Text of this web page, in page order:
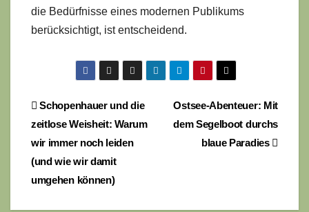
die Bedürfnisse eines modernen Publikums
berücksichtigt, ist entscheidend.
Beitragsnavigation
Ostsee-Abenteuer: Mit
dem Segelboot durchs
blaue Paradies
Schopenhauer und die
zeitlose Weisheit: Warum
wir immer noch leiden
(und wie wir damit
umgehen können)